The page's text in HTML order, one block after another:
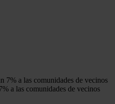
a las comunidades de vecinos